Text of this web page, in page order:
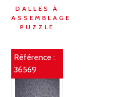
DALLES À
ASSEMBLAGE
PUZZLE
Référence :
36569